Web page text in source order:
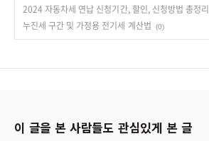
2024 자동차세 연납 신청기간, 할인, 신청방법 총정리
누진세 구간 및 가정용 전기세 계산법 (0)
이 글을 본 사람들도 관심있게 본 글